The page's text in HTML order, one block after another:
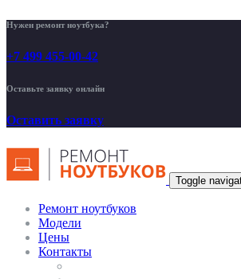
Нужен ремонт ноутбука?
+7 499 455-00-42
Оставьте заявку онлайн
Оставить заявку
Toggle
Ремонт ноутбуков
Модели
Цены
Контакты